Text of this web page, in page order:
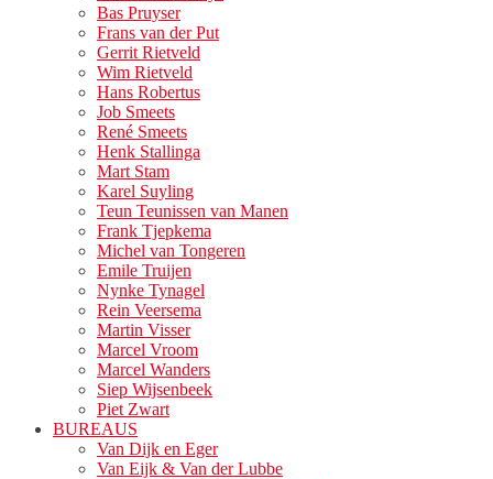
Bas Pruyser
Frans van der Put
Gerrit Rietveld
Wim Rietveld
Hans Robertus
Job Smeets
René Smeets
Henk Stallinga
Mart Stam
Karel Suyling
Teun Teunissen van Manen
Frank Tjepkema
Michel van Tongeren
Emile Truijen
Nynke Tynagel
Rein Veersema
Martin Visser
Marcel Vroom
Marcel Wanders
Siep Wijsenbeek
Piet Zwart
BUREAUS
Van Dijk en Eger
Van Eijk & Van der Lubbe